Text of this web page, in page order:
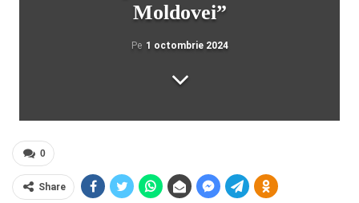
Moldovei”
Pe 1 octombrie 2024
0
Share